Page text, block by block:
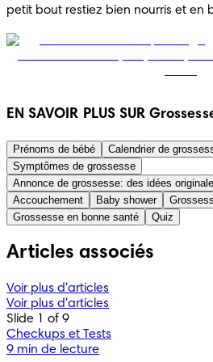
petit bout restiez bien nourris et en
EN SAVOIR PLUS SUR
Prénoms de bébé
Calendrier de
Symptômes de grossesse
Annonce de grossesse: des idées
Accouchement
Baby shower
Grossesse en bonne santé
Quiz
Articles associés
Voir plus d'articles
Voir plus d'articles
Slide 1 of 9
Checkups et Tests
9 min de lecture